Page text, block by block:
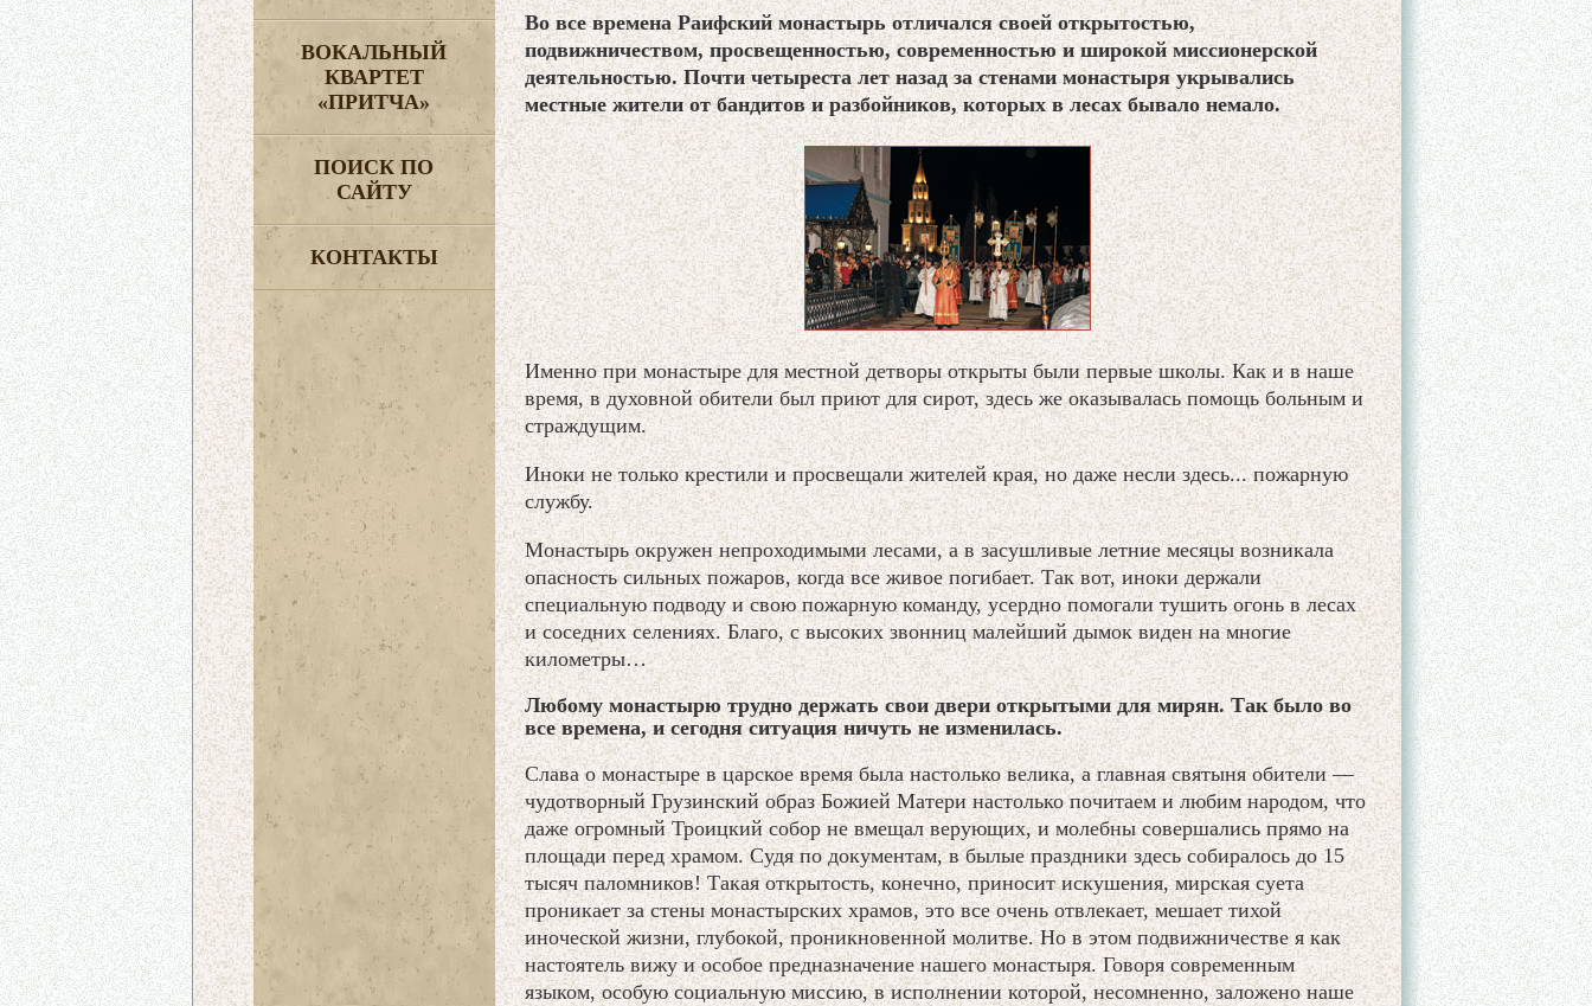
ВОКАЛЬНЫЙ
КВАРТЕТ
«ПРИТЧА»
ПОИСК ПО
САЙТУ
КОНТАКТЫ
Во все времена Раифский монастырь отличался своей открытостью,
подвижничеством, просвещенностью, современностью и широкой миссионерской
деятельностью. Почти четыреста лет назад за стенами монастыря укрывались
местные жители от бандитов и разбойников, которых в лесах бывало немало.
Именно при монастыре для местной детворы открыты были первые школы. Как и в наше
время, в духовной обители был приют для сирот, здесь же оказывалась помощь больным и
страждущим.
Иноки не только крестили и просвещали жителей края, но даже несли здесь... пожарную
службу.
Монастырь окружен непроходимыми лесами, а в засушливые летние месяцы возникала
опасность сильных пожаров, когда все живое погибает. Так вот, иноки держали
специальную подводу и свою пожарную команду, усердно помогали тушить огонь в лесах
и соседних селениях. Благо, с высоких звонниц малейший дымок виден на многие
километры…
Любому монастырю трудно держать свои двери открытыми для мирян. Так было во
все времена, и сегодня ситуация ничуть не изменилась.
Слава о монастыре в царское время была настолько велика, а главная святыня обители —
чудотворный Грузинский образ Божией Матери настолько почитаем и любим народом, что
даже огромный Троицкий собор не вмещал верующих, и молебны совершались прямо на
площади перед храмом. Судя по документам, в былые праздники здесь собиралось до 15
тысяч паломников! Такая открытость, конечно, приносит искушения, мирская суета
проникает за стены монастырских храмов, это все очень отвлекает, мешает тихой
иноческой жизни, глубокой, проникновенной молитве. Но в этом подвижничестве я как
настоятель вижу и особое предназначение нашего монастыря. Говоря современным
языком, особую социальную миссию, в исполнении которой, несомненно, заложено наше